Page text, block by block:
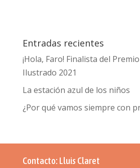
Entradas recientes
¡Hola, Faro! Finalista del
Ilustrado 2021
La estación azul de los niños
¿Por qué vamos siempre con
Contacto: Lluis Claret